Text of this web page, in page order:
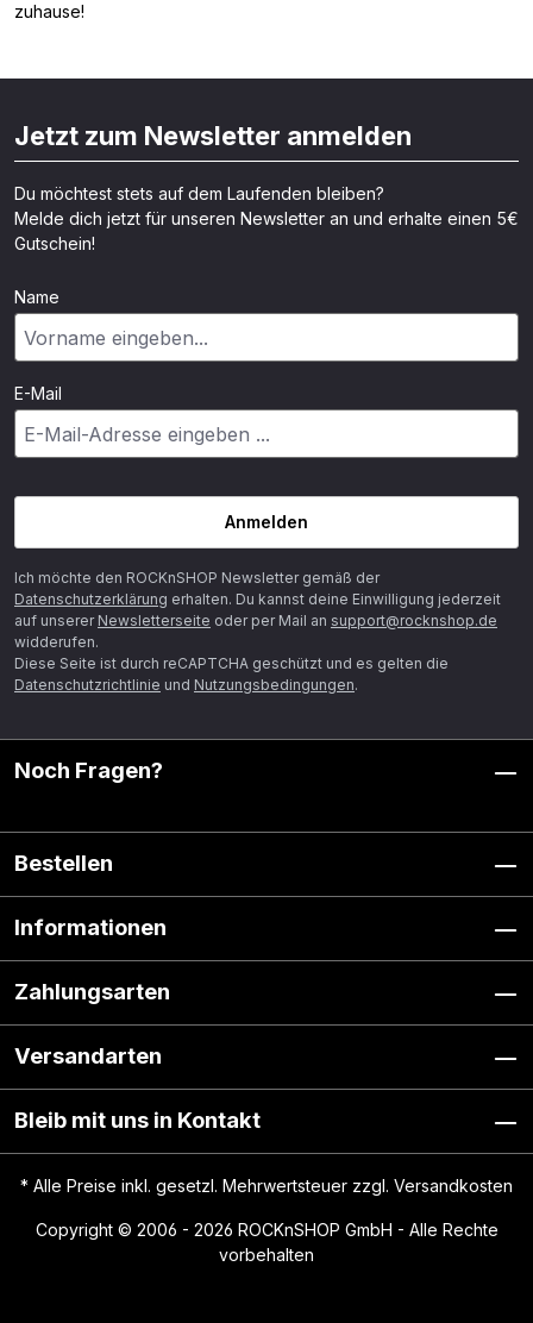
zuhause!
Jetzt zum Newsletter anmelden
Du möchtest stets auf dem Laufenden bleiben?
Melde dich jetzt für unseren Newsletter an und erhalte einen 5€
Gutschein!
Name
E-Mail
Anmelden
Ich möchte den ROCKnSHOP Newsletter gemäß der
Datenschutzerklärung erhalten. Du kannst deine Einwilligung jederzeit
auf unserer Newsletterseite oder per Mail an support@rocknshop.de
widderufen.
Diese Seite ist durch reCAPTCHA geschützt und es gelten die
Datenschutzrichtlinie und Nutzungsbedingungen.
Noch Fragen?
Bestellen
Informationen
Zahlungsarten
Versandarten
Bleib mit uns in Kontakt
* Alle Preise inkl. gesetzl. Mehrwertsteuer zzgl. Versandkosten
Copyright © 2006 - 2026 ROCKnSHOP GmbH - Alle Rechte
vorbehalten